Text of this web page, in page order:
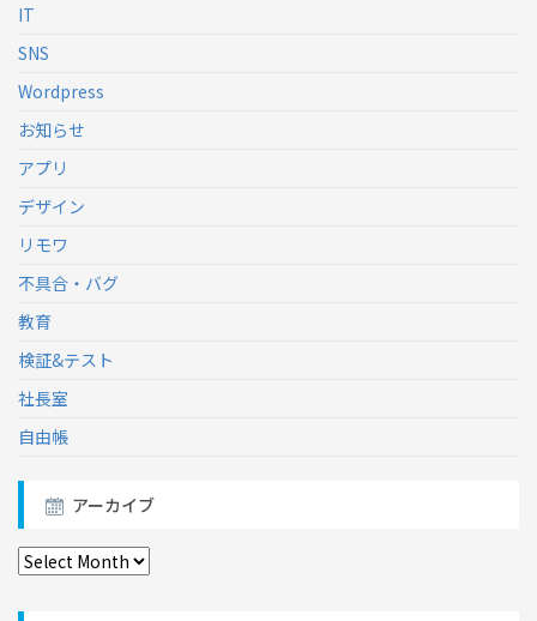
IT
SNS
Wordpress
お知らせ
アプリ
デザイン
リモワ
不具合・バグ
教育
検証&テスト
社長室
自由帳
アーカイブ
ア
ー
カ